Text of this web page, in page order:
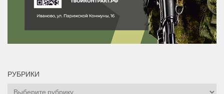
РУБРИКИ
Рубрики